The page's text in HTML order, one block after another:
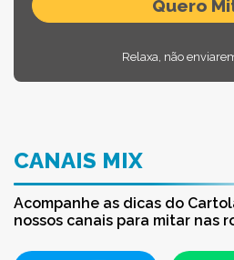
Relaxa, não
CANAIS MIX
Acompanhe as dicas do
nossos canais para mitar nas